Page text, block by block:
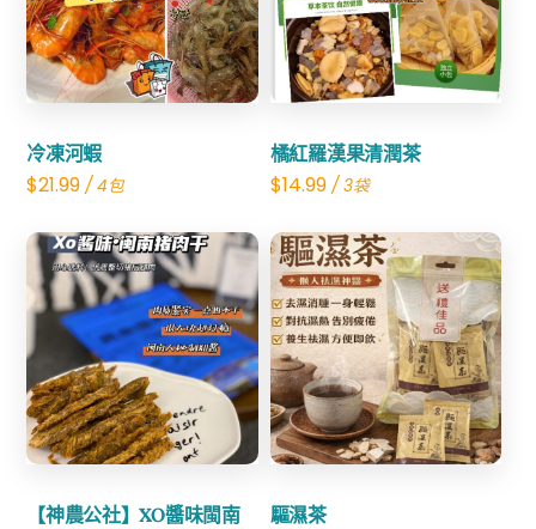
冷凍河蝦
$21.99 / 4包
Share
橘紅羅漢果清潤茶
$14.99/ 3袋
Share
【神農公社】XO醬味閩南
Share
驅濕茶
Share